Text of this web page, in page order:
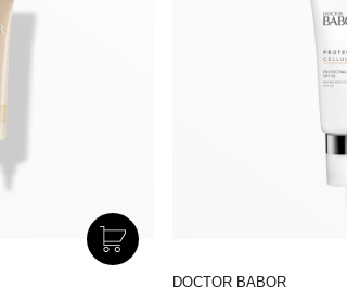
DOCTOR BABOR